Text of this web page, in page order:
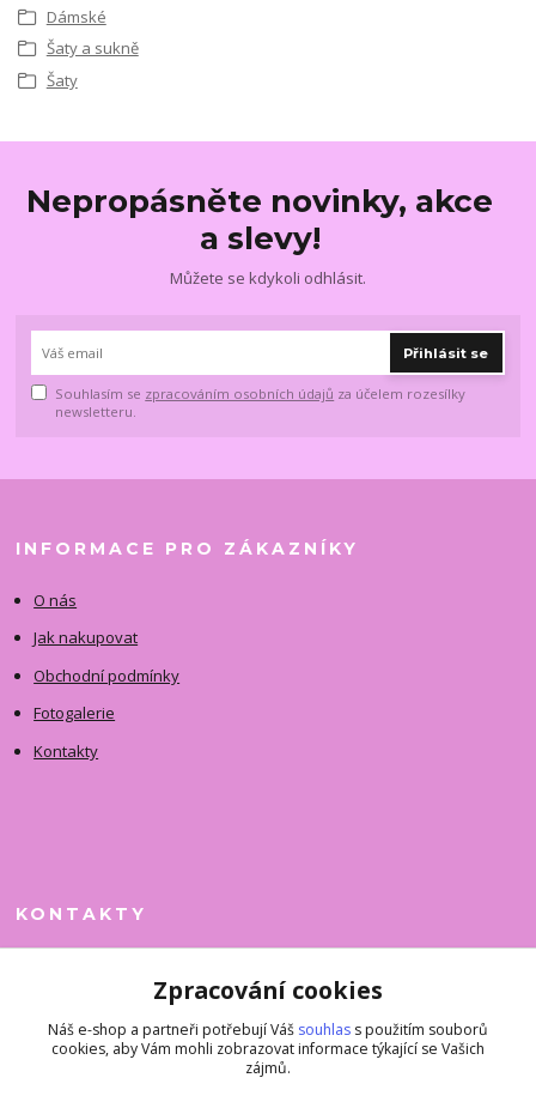
Dámské
Šaty a sukně
Šaty
Nepropásněte novinky, akce
a slevy!
Můžete se kdykoli odhlásit.
Přihlásit se
Souhlasím se zpracováním osobních údajů za účelem rozesílky
newsletteru.
INFORMACE PRO ZÁKAZNÍKY
O nás
Jak nakupovat
Obchodní podmínky
Fotogalerie
Kontakty
KONTAKTY
+420 731 390 323
superkousky@jetovmode.cz
Zpracování cookies
Náš e-shop a partneři potřebují Váš souhlas s použitím souborů
cookies, aby Vám mohli zobrazovat informace týkající se Vašich
zájmů.